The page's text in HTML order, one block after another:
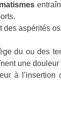
des aspérités
du ou des
une
à